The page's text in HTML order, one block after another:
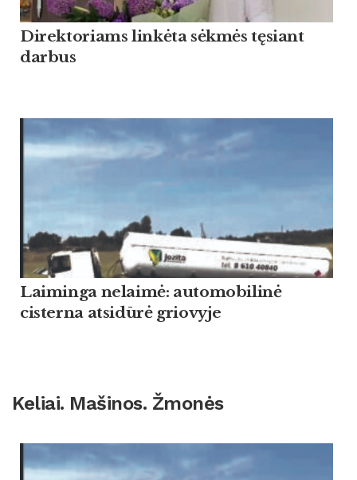
Direktoriams linkėta sėkmės tęsiant
darbus
Laiminga nelaimė: automobilinė
cisterna atsidūrė griovyje
Keliai. Mašinos. Žmonės